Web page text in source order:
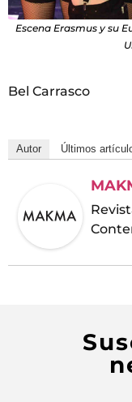
Escena Erasmus y su
Bel Carrasco
Autor Últimos